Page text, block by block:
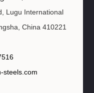
Lugu International
China 410221
steels.com